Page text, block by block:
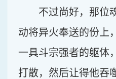
不过尚好，那位
动将异火奉送的份上
一具斗宗强者的躯体
打散，然后让得他吞